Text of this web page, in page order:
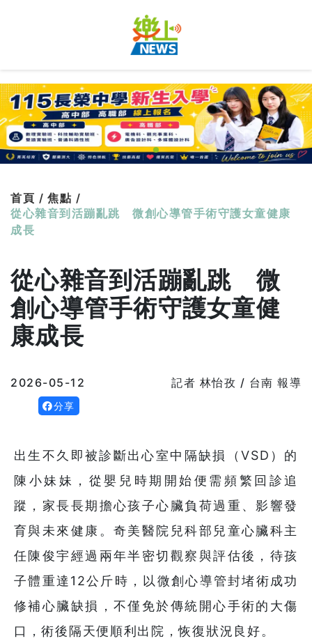
首頁 / 焦點 /
從心雜音到活蹦亂跳 微創心導管手術守護女童健康
成長
從心雜音到活蹦亂跳 微
創心導管手術守護女童健
康成長
2026-05-12 記者 林怡孜 / 台南 報導
分享
出生不久即被診斷出心室中隔缺損（VSD）的
陳小妹妹，從嬰兒時期開始便需頻繁回診追
蹤，家長長期擔心孩子心臟負荷過重、影響發
育與未來健康。奇美醫院兒科部兒童心臟科主
任陳俊宇經過兩年半密切觀察與評估後，待孩
子體重達12公斤時，以微創心導管封堵術成功
修補心臟缺損，不僅免於傳統開心手術的大傷
口，術後隔天便順利出院，恢復狀況良好。